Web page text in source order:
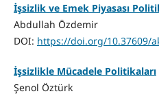
İşsizlik ve Emek Piyasası
Abdullah Özdemir
DOI: https://doi.org/10.37609/
İşsizlikle Mücadele Politikaları
Şenol Öztürk